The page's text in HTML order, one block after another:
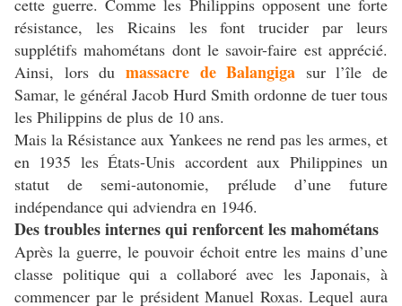
cette guerre. Comme les Philippins opposent une forte
résistance, les Ricains les font trucider par leurs
supplétifs mahométans dont le savoir-faire est apprécié.
Ainsi, lors du massacre de Balangiga sur l’île de
Samar, le général Jacob Hurd Smith ordonne de tuer tous
les Philippins de plus de 10 ans.
Mais la Résistance aux Yankees ne rend pas les armes, et
en 1935 les États-Unis accordent aux Philippines un
statut de semi-autonomie, prélude d’une future
indépendance qui adviendra en 1946.
Des troubles internes qui renforcent les mahométans
Après la guerre, le pouvoir échoit entre les mains d’une
classe politique qui a collaboré avec les Japonais, à
commencer par le président Manuel Roxas. Lequel aura